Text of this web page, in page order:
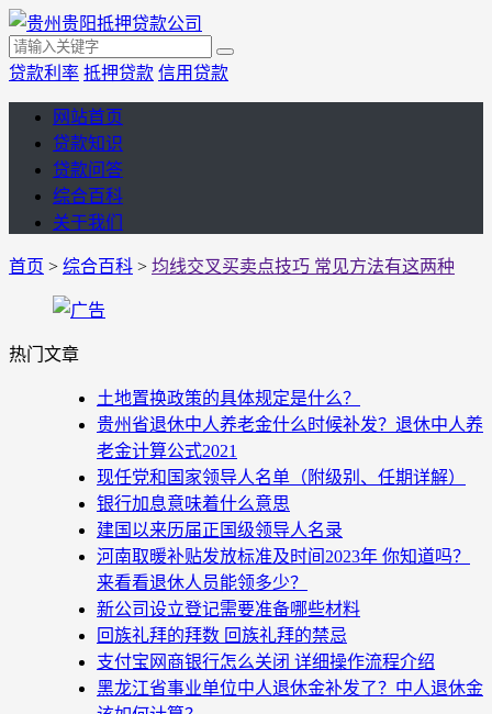
贷款利率 抵押贷款 信用贷款
网站首页
贷款知识
贷款问答
综合百科
关于我们
首页 > 综合百科 > 均线交叉买卖点技巧 常见方法有这两种
热门文章
土地置换政策的具体规定是什么？
贵州省退休中人养老金什么时候补发？退休中人养
老金计算公式2021
现任党和国家领导人名单（附级别、任期详解）
银行加息意味着什么意思
建国以来历届正国级领导人名录
河南取暖补贴发放标准及时间2023年 你知道吗？
来看看退休人员能领多少？
新公司设立登记需要准备哪些材料
回族礼拜的拜数 回族礼拜的禁忌
支付宝网商银行怎么关闭 详细操作流程介绍
黑龙江省事业单位中人退休金补发了？中人退休金